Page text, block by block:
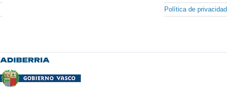
Política de privacidad